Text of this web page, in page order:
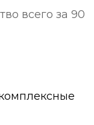
всего за 90